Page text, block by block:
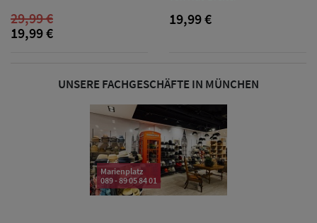
Baseball Caps
Schutz Caps
Bandana Caps
Sonnenschilder
29,99 €
19,99 €
19,99 €
UNSERE FACHGESCHÄFTE IN MÜNCHEN
Marienplatz
089 - 89 05 84 01